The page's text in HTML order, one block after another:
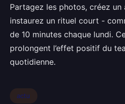
Partagez les photos, créez un
instaurez un rituel court -
de 10 minutes chaque lundi.
prolongent l’effet positif du
quotidienne.
actu